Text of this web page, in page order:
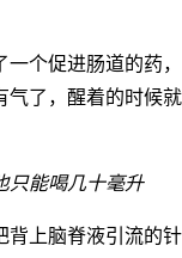
一个促进肠道的药
气了，醒着的时候
只能喝几十毫升
背上脑脊液引流的